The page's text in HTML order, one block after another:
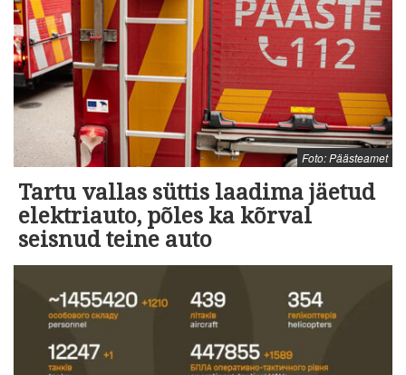
Foto: Päästeamet
Tartu vallas süttis laadima jäetud
elektriauto, põles ka kõrval
seisnud teine auto